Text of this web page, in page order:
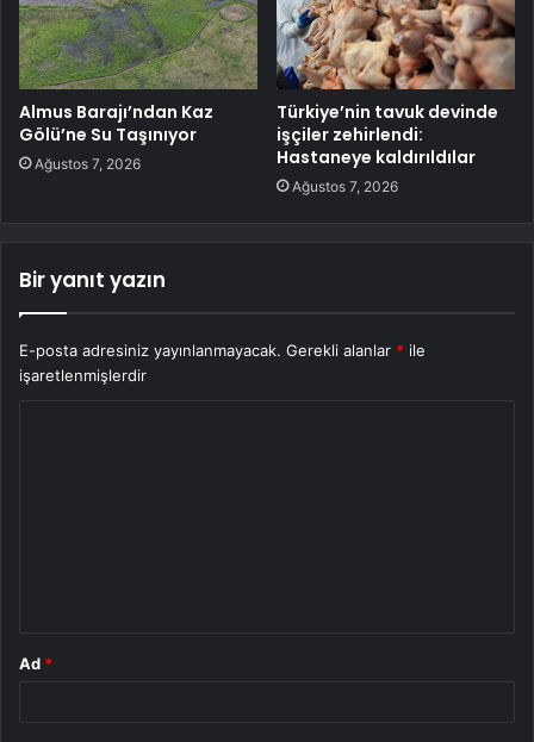
Almus Barajı’ndan Kaz
Gölü’ne Su Taşınıyor
Ağustos 7, 2026
Türkiye’nin tavuk devinde
işçiler zehirlendi:
Hastaneye kaldırıldılar
Ağustos 7, 2026
Bir yanıt yazın
E-posta adresiniz yayınlanmayacak. Gerekli alanlar * ile
işaretlenmişlerdir
Ad *